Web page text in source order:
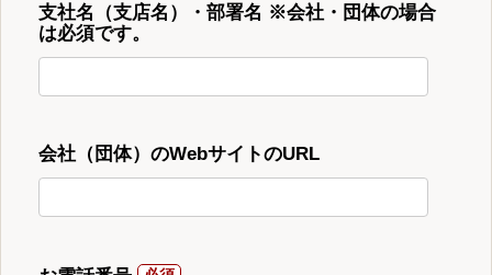
支社名（支店名）・部署名 ※会社・団体の場合
は必須です。
会社（団体）のWebサイトのURL